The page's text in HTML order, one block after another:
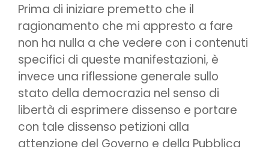
Prima di iniziare premetto che il
ragionamento che mi appresto a fare
non ha nulla a che vedere con i contenuti
specifici di queste manifestazioni, è
invece una riflessione generale sullo
stato della democrazia nel senso di
libertà di esprimere dissenso e portare
con tale dissenso petizioni alla
attenzione del Governo e della Pubblica